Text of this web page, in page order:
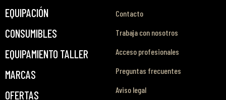
EQUIPACIÓN
CONSUMIBLES
EQUIPAMIENTO TALLER
MARCAS
OFERTAS
Contacto
Trabaja con nosotros
Acceso profesionales
Preguntas frecuentes
Aviso legal